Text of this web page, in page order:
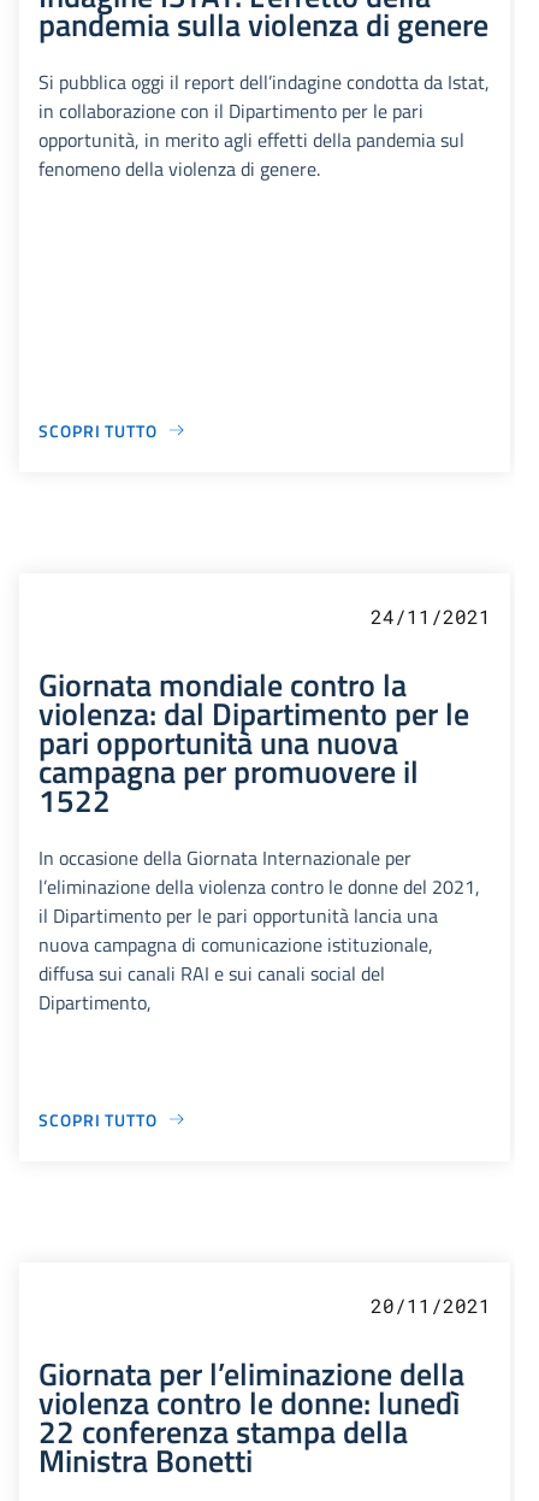
pandemia sulla violenza di genere
Si pubblica oggi il report dell’indagine condotta da Istat,
in collaborazione con il Dipartimento per le pari
opportunità, in merito agli effetti della pandemia sul
fenomeno della violenza di genere.
SCOPRI TUTTO
24/11/2021
Giornata mondiale contro la
violenza: dal Dipartimento per le
pari opportunità una nuova
campagna per promuovere il
1522
In occasione della Giornata Internazionale per
l’eliminazione della violenza contro le donne del 2021,
il Dipartimento per le pari opportunità lancia una
nuova campagna di comunicazione istituzionale,
diffusa sui canali RAI e sui canali social del
Dipartimento,
SCOPRI TUTTO
20/11/2021
Giornata per l’eliminazione della
violenza contro le donne: lunedì
22 conferenza stampa della
Ministra Bonetti